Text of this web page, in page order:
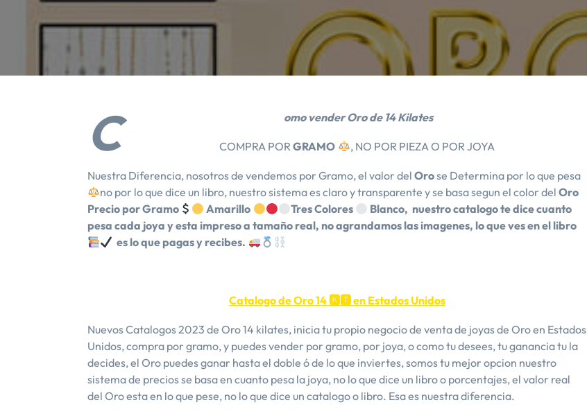
C omo vender Oro de 14 Kilates
COMPRA PORGRAMO , NO POR PIEZA O POR JOYA
Nuestra Diferencia, nosotros de vendemos por Gramo, el valor del Orose Determina por lo que pesa
no por lo que dice un libro, nuestro sistema es claro y transparente y se basa segun el color delOro
Precio por Gramo
Amarillo Tres Colores
Blanco, nuestro catalogo te dice cuanto
pesa cada joya y esta impreso a tamaño real, no agrandamos las imagenes, lo que ves en el libro
es lo que pagas y recibes.
Catalogo de Oro 14 🅺🆃 en Estados Unidos
Nuevos Catalogos 2023 de Oro 14 kilates, inicia tu propio negocio de venta de joyas de Oro en Estados
Unidos, compra por gramo, y puedes vender por gramo, por joya, o como tu desees, tu ganancia tu la
decides, el Oro puedes ganar hasta el doble ó de lo que inviertes, somos tu mejor opcion nuestro
sistema de precios se basa en cuanto pesa la joya, no lo que dice un libro o porcentajes, el valor real
del Oro esta en lo que pese, no lo que dice un catalogo o libro. Esa es nuestra diferencia.